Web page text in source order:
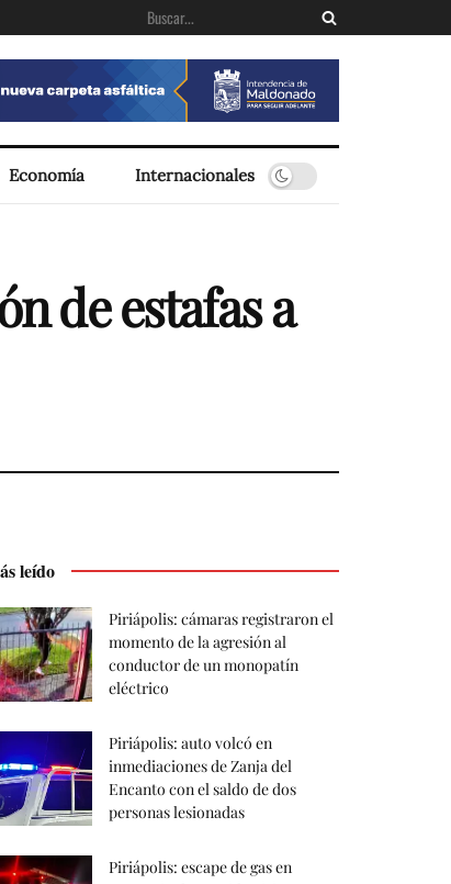
Economía Internacionales
de estafas a
leído
Piriápolis: cámaras registraron el
momento de la agresión al
conductor de un monopatín
eléctrico
Piriápolis: auto volcó en
inmediaciones de Zanja del
Encanto con el saldo de dos
personas lesionadas
Piriápolis: escape de gas en